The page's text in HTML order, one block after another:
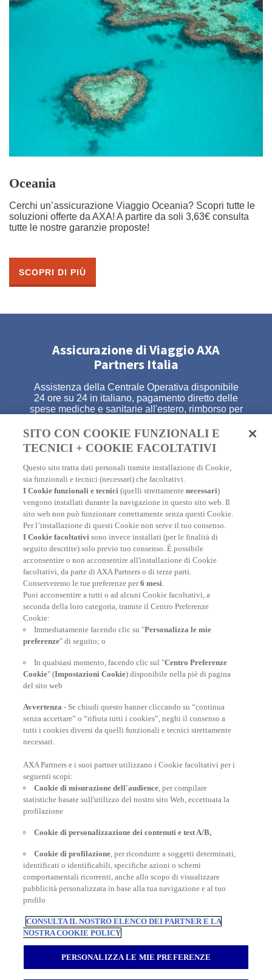
Oceania
Cerchi un’assicurazione Viaggio Oceania? Scopri tutte le
soluzioni offerte da AXA! A partire da soli 3,63€ consulta
tutte le nostre garanzie proposte!
SCOPRI DI PIÙ
Assicurazione di Viaggio AXA
Partners Italia
Assistenza della Centrale Operativa disponibile
24 ore su 24 in italiano, pagamento diretto delle
spese mediche e sanitarie all'estero, rimborso per
perdita del tuo bagaglio e assistenza legale
all'estero. E molto altro!
A PARTIRE DA 7,26€
I nostri numeri
7.309
36
12.184
POLIZZE VIAGGIO
INFORMAZIONI UTILI
Inter Partner Assistance S.A. Compagnia di Assicurazioni e Riassicurazioni
Tel.06/42118.1 Sede legale Bruxelles – 7, Boulevard du Régent – Capitale
sociale € 180.702.613,00 interamente versato – Gruppo AXA Partners N.
SITO CON COOKIE FUNZIONALI E
TECNICI + COOKIE FACOLTATIVI
Questo sito tratta dati personali tramite installazione di Cookie,
sia funzionali e tecnici (necessari) che facoltativi.
I Cookie funzionali e tecnici (quelli strettamentenecessari)
vengono installati durante la navigazione in questo sito web. Il
sito web non può funzionare correttamente senza questi Cookie.
Per l’installazione di questi Cookie non serve il tuo consenso.
I Cookie facoltativi sono invece installati (per le finalità di
seguito descritte) solo previo tuo consenso. È possibile
acconsentire o non acconsentire all'installazione di Cookie
facoltativi, da parte di AXA Partners o di terze parti.
Conserveremo le tue preferenze per6 mesi.
Puoi acconsentire a tutti o ad alcuni Cookie facoltativi, a
seconda della loro categoria, tramite il Centro Preferenze
Cookie:
Immediatamente facendo clic su "Personalizza le mie
preferenze" di seguito; o
In qualsiasi momento, facendo clic sul "Centro Preferenze
Cookie" (Impostazioni Cookie) disponibile nella piè di pagina
del sito web
Avvertenza - Se chiudi questo banner cliccando su “continua
senza accettare” o “rifiuta tutti i cookies”, neghi il consenso a
tutti i cookies diversi da quelli funzionali e tecnici strettamente
necessari.
AXA Partners e i suoi partner utilizzano i Cookie facoltativi per i
seguenti scopi:
Cookie di misurazione dell'audience, per compilare
statistiche basate sull'utilizzo del nostro sito Web, eccettuata la
profilazione
Cookie di personalizzazione dei contenuti e test A/B,
Cookie di profilazione, per ricondurre a soggetti determinati,
identificati o identificabili, specifiche azioni o schemi
comportamentali ricorrenti, anche allo scopo di visualizzare
pubblicità personalizzata in base alla tua navigazione e al tuo
profilo
CONSULTA IL NOSTRO ELENCO DEI PARTNER E LA
NOSTRA COOKIE POLICY
PERSONALIZZA LE MIE PREFERENZE